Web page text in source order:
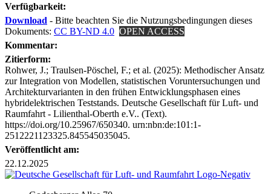
Verfügbarkeit:
Download - Bitte beachten Sie die Nutzungsbedingungen dieses
Dokuments: CC BY-ND 4.0 OPEN ACCESS
Kommentar:
Zitierform:
Rohwer, J.; Traulsen-Pöschel, F.; et al. (2025): Methodischer Ansatz
zur Integration von Modellen, statistischen Voruntersuchungen und
Architekturvarianten in den frühen Entwicklungsphasen eines
hybridelektrischen Teststands. Deutsche Gesellschaft für Luft- und
Raumfahrt - Lilienthal-Oberth e.V.. (Text).
https://doi.org/10.25967/650340. urn:nbn:de:101:1-
2512221123325.845545035045.
Veröffentlicht am:
22.12.2025